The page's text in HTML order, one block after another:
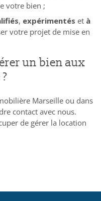
votre bien ;
, expérimentés et à
votre projet de mise en
un bien aux
Marseille ou dans
contact avec nous.
de gérer la location